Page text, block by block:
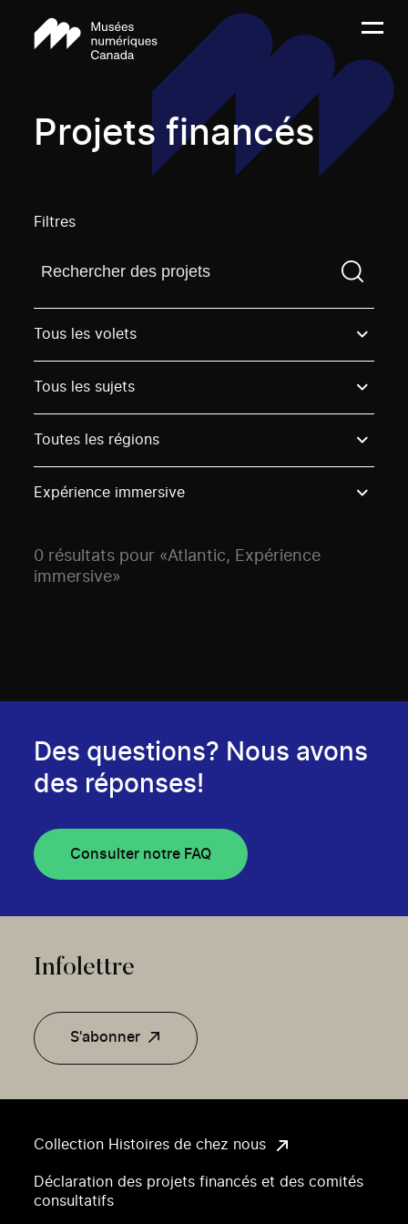
Projets financés
Filtres
Trouvez un projetVous devez saisir un terme de
Tous les volets
Tous les sujets
Toutes les régions
Expérience immersive
0 résultats pour «Atlantic, Expérience
immersive»
Collection Histoires de chez nous
Déclaration des projets financés et des comités
consultatifs
Des questions? Nous avons
des réponses!
Consulter notre FAQ
Infolettre
S'abonner